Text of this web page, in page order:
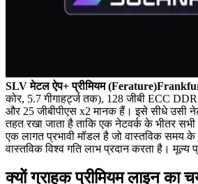
SLV मेटल ऐप+ प्रीमियम
कोर, 5.7 गीगाहर्ट्ज तक), 128 जीबी ECC
और 25 जीबीपीएस x2 मानक हैं। इसे सीधे उसी
तहत रखा जाता है ताकि एक नेटवर्क के भीतर
एक लागत प्रभावी मॉडल है जो वास्तविक समय
वास्तविक विश्व गति लाभ प्रदान करता है। मूल्य
क्यों ग्राहक प्रीमियम लाइन का